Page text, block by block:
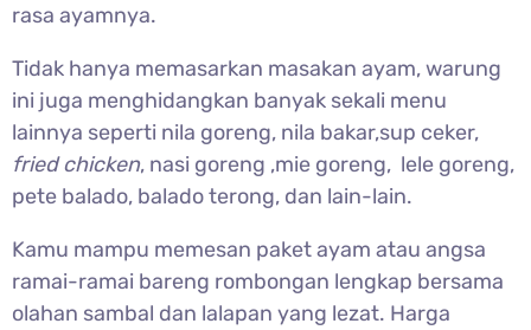
rasa ayamnya.
Tidak hanya memasarkan masakan ayam, warung
ini juga menghidangkan banyak sekali menu
lainnya seperti nila goreng, nila bakar,sup ceker,
fried chicken, nasi goreng ,mie goreng, lele goreng,
pete balado, balado terong, dan lain-lain.
Kamu mampu memesan paket ayam atau angsa
ramai-ramai bareng rombongan lengkap bersama
olahan sambal dan lalapan yang lezat. Harga